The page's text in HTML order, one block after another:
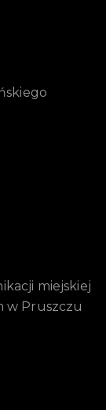
miejskiej
w Pruszczu